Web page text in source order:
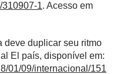
310907-1. Acesso em
deve duplicar seu ritmo
El país, disponível em:
01/09/internacional/151